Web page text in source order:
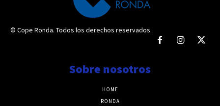
© Cope Ronda. Todos los derechos reservados.
Sobre nosotros
HOME
RONDA